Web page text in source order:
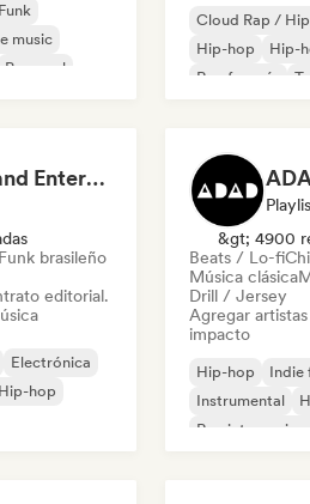
Funk
music
Pop soul
Cloud Rap /
Hip-hop
Hip-
Rap francés
Dreamers Island Entertainment
Funk brasileño
editorial.
Electrónica
Hip-hop
&gt; 4900
Beats / Lo-fi
Música clásica
Drill / Jersey
Agregar
impacto
Hip-hop Indie
Instrumental
Rap